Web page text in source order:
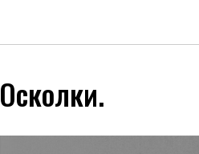
Осколки.